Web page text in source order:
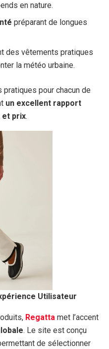
en nature.
préparant de longues
des vêtements pratiques
la météo urbaine.
pour chacun de
un excellent rapport
prix.
Utilisateur
Regatta met l’accent
. Le site est conçu
de sélectionner